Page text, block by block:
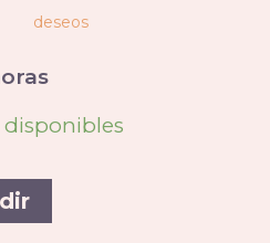
deseos
disponibles